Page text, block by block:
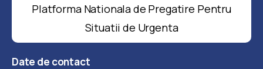
Platforma Nationala de Pregatire Pentru
Situatii de Urgenta
Date de contact